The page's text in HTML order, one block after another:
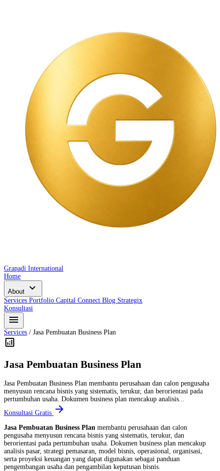
Grapadi International
Home
About expand_more
Services Portfolio Capital Connect Blog Strategix
Konsultasi
menu
Services / Jasa Pembuatan Business Plan
analytics
Jasa Pembuatan Business Plan
Jasa Pembuatan Business Plan membantu perusahaan dan calon pengusaha
menyusun rencana bisnis yang sistematis, terukur, dan berorientasi pada
pertumbuhan usaha. Dokumen business plan mencakup analisis...
Konsultasi Gratis arrow_forward
Jasa Pembuatan Business Plan membantu perusahaan dan calon
pengusaha menyusun rencana bisnis yang sistematis, terukur, dan
berorientasi pada pertumbuhan usaha. Dokumen business plan mencakup
analisis pasar, strategi pemasaran, model bisnis, operasional, organisasi,
serta proyeksi keuangan yang dapat digunakan sebagai panduan
pengembangan usaha dan pengambilan keputusan bisnis.